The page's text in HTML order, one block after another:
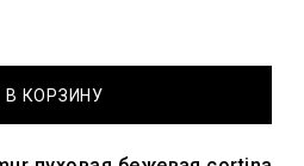
В КОРЗИНУ